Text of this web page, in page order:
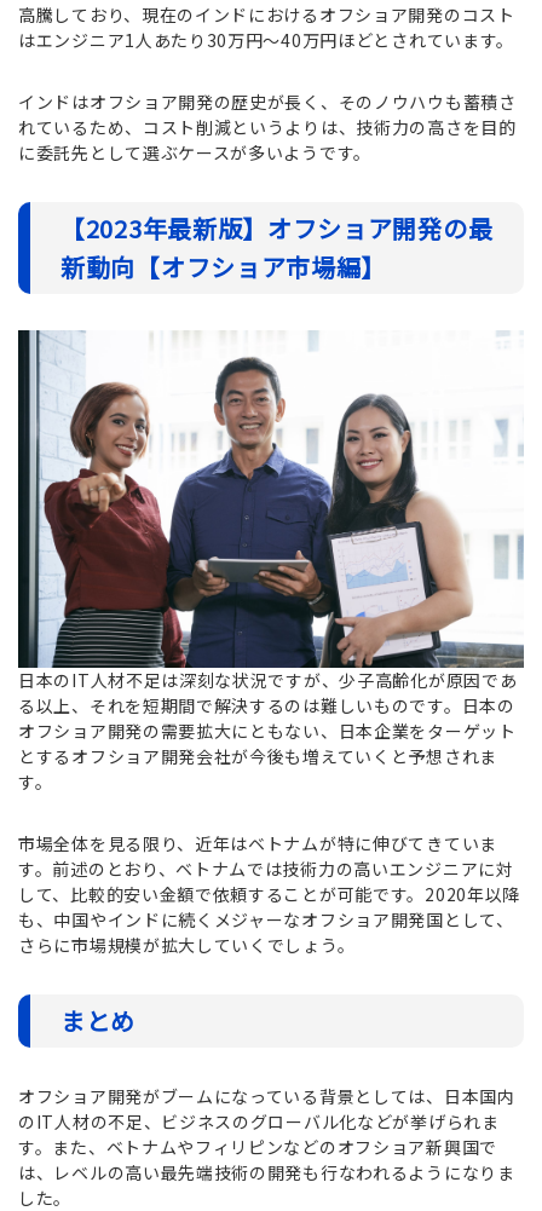
高騰しており、現在のインドにおけるオフショア開発のコスト
はエンジニア1人あたり30万円～40万円ほどとされています。
インドはオフショア開発の歴史が長く、そのノウハウも蓄積さ
れているため、コスト削減というよりは、技術力の高さを目的
に委託先として選ぶケースが多いようです。
【2023年最新版】オフショア開発の最
新動向【オフショア市場編】
日本のIT人材不足は深刻な状況ですが、少子高齢化が原因であ
る以上、それを短期間で解決するのは難しいものです。日本の
オフショア開発の需要拡大にともない、日本企業をターゲット
とするオフショア開発会社が今後も増えていくと予想されま
す。
市場全体を見る限り、近年はベトナムが特に伸びてきていま
す。前述のとおり、ベトナムでは技術力の高いエンジニアに対
して、比較的安い金額で依頼することが可能です。2020年以降
も、中国やインドに続くメジャーなオフショア開発国として、
さらに市場規模が拡大していくでしょう。
まとめ
オフショア開発がブームになっている背景としては、日本国内
のIT人材の不足、ビジネスのグローバル化などが挙げられま
す。また、ベトナムやフィリピンなどのオフショア新興国で
は、レベルの高い最先端技術の開発も行なわれるようになりま
した。